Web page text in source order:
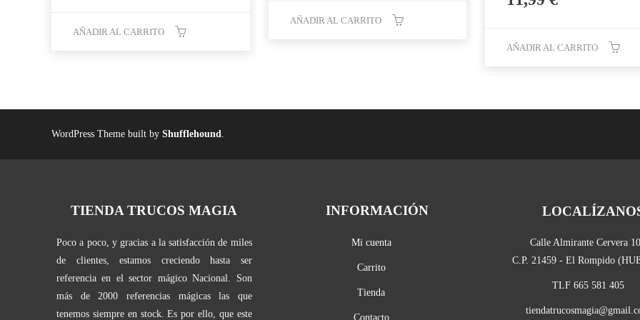
era:
es:
AÑADIR AL CARRITO
AÑADIR AL CARRITO
AÑADIR AL CARRITO
WordPress Theme built by Shufflehound.
TIENDA TRUCOS MAGIA
Poco a poco, y gracias a la satisfacción de miles
de clientes, estamos creciendo hasta ser
referencia en el sector mágico Nacional. Son
más de 2000 referencias mágicas las que
tenemos siempre en stock. Es por ello, que este
INFORMACIÓN
Mi cuenta
Carrito
Tienda
Contacto
Calle Almirante Cervera
C.P. 21459 - El Rompido
TLF 665 581 405